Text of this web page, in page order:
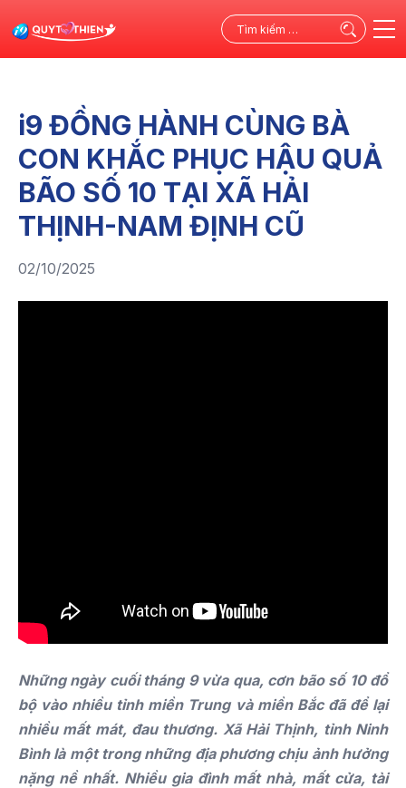
kiếm
i9 ĐỒNG HÀNH CÙNG BÀ
CON KHẮC PHỤC HẬU QUẢ
BÃO SỐ 10 TẠI XÃ HẢI
THỊNH-NAM ĐỊNH CŨ
02/10/2025
Những ngày cuối tháng 9 vừa qua, cơn bão số 10 đổ
bộ vào nhiều tỉnh miền Trung và miền Bắc đã để lại
nhiều mất mát, đau thương. Xã Hải Thịnh, tỉnh Ninh
Bình là một trong những địa phương chịu ảnh hưởng
nặng nề nhất. Nhiều gia đình mất nhà, mất cửa, tài